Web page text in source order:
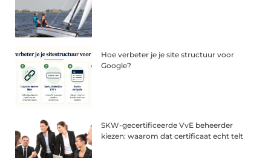
Hoe verbeter je je site structuur voor
Google?
SKW-gecertificeerde VvE beheerder
kiezen: waarom dat certificaat echt telt